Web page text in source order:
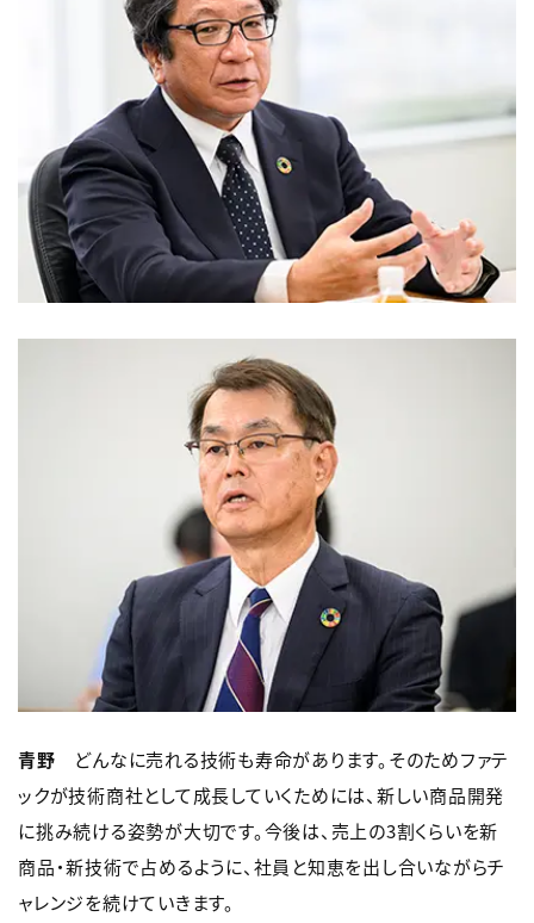
青野 どんなに売れる技術も寿命があります。そのためファテ
ックが技術商社として成長していくためには、新しい商品開発
に挑み続ける姿勢が大切です。今後は、売上の3割くらいを新
商品・新技術で占めるように、社員と知恵を出し合いながらチ
ャレンジを続けていきます。